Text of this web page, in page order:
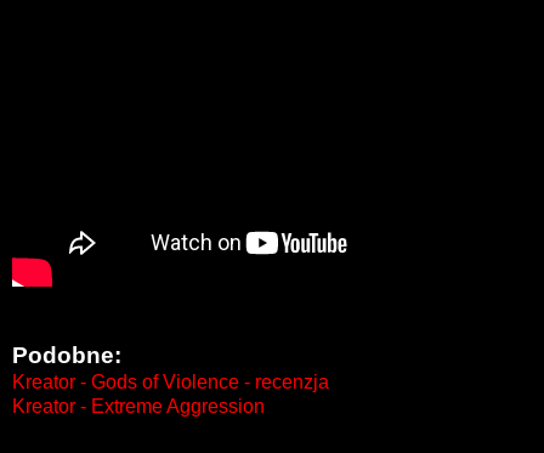
Podobne:
Kreator - Gods of Violence - recenzja
Kreator - Extreme Aggression